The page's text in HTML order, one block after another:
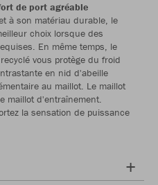
de port agréable
à son matériau durable, le
choix lorsque des
En même temps, le
vous protège du froid
en nid d'abeille
au maillot. Le maillot
maillot d'entraînement.
la sensation de puissance